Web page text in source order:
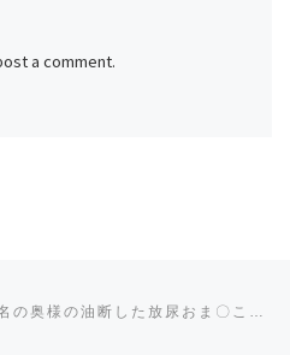
a comment.
【地元スーパー潜入撮】13名の奥様の油断した放尿おま〇こ狙い撃ち！